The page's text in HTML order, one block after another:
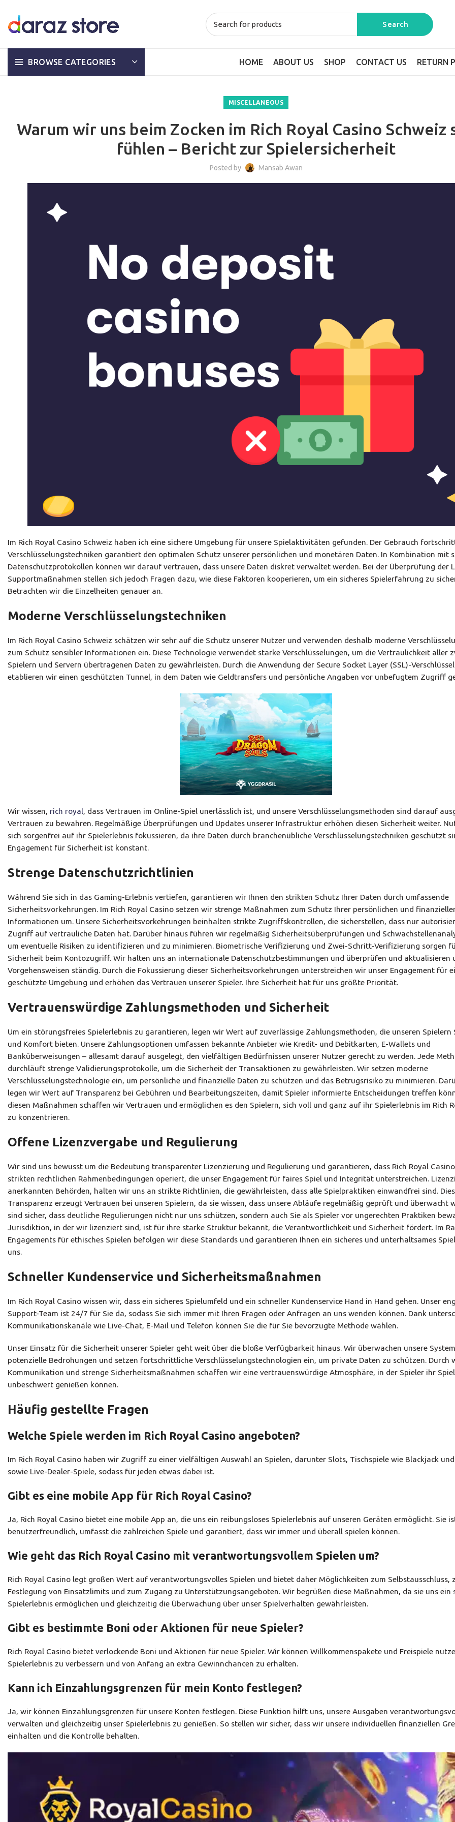
BROWSE CATEGORIES HOME ABOUT US SHOP CONTACT US RETURN
MISCELLANEOUS
Warum wir uns beim Zocken im Rich Royal Casino Schweiz
fühlen – Bericht zur Spielersicherheit
Posted by Mansab Awan
Im Rich Royal Casino Schweiz haben ich eine sichere Umgebung für unsere Spielaktivitäten gefunden. Der Gebrauch
Verschlüsselungstechniken garantiert den optimalen Schutz unserer persönlichen und monetären Daten. In Kombination mit
Datenschutzprotokollen können wir darauf vertrauen, dass unsere Daten diskret verwaltet werden. Bei der Überprüfung der
Supportmaßnahmen stellen sich jedoch Fragen dazu, wie diese Faktoren kooperieren, um ein sicheres Spielerfahrung zu
Betrachten wir die Einzelheiten genauer an.
Moderne Verschlüsselungstechniken
Im Rich Royal Casino Schweiz schätzen wir sehr auf die Schutz unserer Nutzer und verwenden deshalb moderne
zum Schutz sensibler Informationen ein. Diese Technologie verwendet starke Verschlüsselungen, um die Vertraulichkeit aller
Spielern und Servern übertragenen Daten zu gewährleisten. Durch die Anwendung der Secure Socket Layer (SSL)-
etablieren wir einen geschützten Tunnel, in dem Daten wie Geldtransfers und persönliche Angaben vor unbefugtem Zugriff
Wir wissen, rich royal, dass Vertrauen im Online-Spiel unerlässlich ist, und unsere Verschlüsselungsmethoden sind darauf
Vertrauen zu bewahren. Regelmäßige Überprüfungen und Updates unserer Infrastruktur erhöhen diesen Sicherheit weiter.
sich sorgenfrei auf ihr Spielerlebnis fokussieren, da ihre Daten durch branchenübliche Verschlüsselungstechniken geschützt
Engagement für Sicherheit ist konstant.
Strenge Datenschutzrichtlinien
Während Sie sich in das Gaming-Erlebnis vertiefen, garantieren wir Ihnen den strikten Schutz Ihrer Daten durch umfassende
Sicherheitsvorkehrungen. Im Rich Royal Casino setzen wir strenge Maßnahmen zum Schutz Ihrer persönlichen und
Informationen um. Unsere Sicherheitsvorkehrungen beinhalten strikte Zugriffskontrollen, die sicherstellen, dass nur
Zugriff auf vertrauliche Daten hat. Darüber hinaus führen wir regelmäßig Sicherheitsüberprüfungen und
um eventuelle Risiken zu identifizieren und zu minimieren. Biometrische Verifizierung und Zwei-Schritt-Verifizierung sorgen
Sicherheit beim Kontozugriff. Wir halten uns an internationale Datenschutzbestimmungen und überprüfen und aktualisieren
Vorgehensweisen ständig. Durch die Fokussierung dieser Sicherheitsvorkehrungen unterstreichen wir unser Engagement für
geschützte Umgebung und erhöhen das Vertrauen unserer Spieler. Ihre Sicherheit hat für uns größte Priorität.
Vertrauenswürdige Zahlungsmethoden und Sicherheit
Um ein störungsfreies Spielerlebnis zu garantieren, legen wir Wert auf zuverlässige Zahlungsmethoden, die unseren Spielern
und Komfort bieten. Unsere Zahlungsoptionen umfassen bekannte Anbieter wie Kredit- und Debitkarten, E-Wallets und
Banküberweisungen – allesamt darauf ausgelegt, den vielfältigen Bedürfnissen unserer Nutzer gerecht zu werden. Jede
durchläuft strenge Validierungsprotokolle, um die Sicherheit der Transaktionen zu gewährleisten. Wir setzen moderne
Verschlüsselungstechnologie ein, um persönliche und finanzielle Daten zu schützen und das Betrugsrisiko zu minimieren.
legen wir Wert auf Transparenz bei Gebühren und Bearbeitungszeiten, damit Spieler informierte Entscheidungen treffen
diesen Maßnahmen schaffen wir Vertrauen und ermöglichen es den Spielern, sich voll und ganz auf ihr Spielerlebnis im Rich
zu konzentrieren.
Offene Lizenzvergabe und Regulierung
Wir sind uns bewusst um die Bedeutung transparenter Lizenzierung und Regulierung und garantieren, dass Rich Royal
strikten rechtlichen Rahmenbedingungen operiert, die unser Engagement für faires Spiel und Integrität unterstreichen.
anerkannten Behörden, halten wir uns an strikte Richtlinien, die gewährleisten, dass alle Spielpraktiken einwandfrei sind.
Transparenz erzeugt Vertrauen bei unseren Spielern, da sie wissen, dass unsere Abläufe regelmäßig geprüft und überwacht
sind sicher, dass deutliche Regulierungen nicht nur uns schützen, sondern auch Sie als Spieler vor ungerechten Praktiken
Jurisdiktion, in der wir lizenziert sind, ist für ihre starke Struktur bekannt, die Verantwortlichkeit und Sicherheit fördert. Im
Engagements für ethisches Spielen befolgen wir diese Standards und garantieren Ihnen ein sicheres und unterhaltsames
uns.
Schneller Kundenservice und Sicherheitsmaßnahmen
Im Rich Royal Casino wissen wir, dass ein sicheres Spielumfeld und ein schneller Kundenservice Hand in Hand gehen. Unser
Support-Team ist 24/7 für Sie da, sodass Sie sich immer mit Ihren Fragen oder Anfragen an uns wenden können. Dank
Kommunikationskanäle wie Live-Chat, E-Mail und Telefon können Sie die für Sie bevorzugte Methode wählen.
Unser Einsatz für die Sicherheit unserer Spieler geht weit über die bloße Verfügbarkeit hinaus. Wir überwachen unsere
potenzielle Bedrohungen und setzen fortschrittliche Verschlüsselungstechnologien ein, um private Daten zu schützen. Durch
Kommunikation und strenge Sicherheitsmaßnahmen schaffen wir eine vertrauenswürdige Atmosphäre, in der Spieler ihr
unbeschwert genießen können.
Häufig gestellte Fragen
Welche Spiele werden im Rich Royal Casino angeboten?
Im Rich Royal Casino haben wir Zugriff zu einer vielfältigen Auswahl an Spielen, darunter Slots, Tischspiele wie Blackjack
sowie Live-Dealer-Spiele, sodass für jeden etwas dabei ist.
Gibt es eine mobile App für Rich Royal Casino?
Ja, Rich Royal Casino bietet eine mobile App an, die uns ein reibungsloses Spielerlebnis auf unseren Geräten ermöglicht. Sie
benutzerfreundlich, umfasst die zahlreichen Spiele und garantiert, dass wir immer und überall spielen können.
Wie geht das Rich Royal Casino mit verantwortungsvollem Spielen um?
Rich Royal Casino legt großen Wert auf verantwortungsvolles Spielen und bietet daher Möglichkeiten zum Selbstausschluss,
Festlegung von Einsatzlimits und zum Zugang zu Unterstützungsangeboten. Wir begrüßen diese Maßnahmen, da sie uns ein
Spielerlebnis ermöglichen und gleichzeitig die Überwachung über unser Spielverhalten gewährleisten.
Gibt es bestimmte Boni oder Aktionen für neue Spieler?
Rich Royal Casino bietet verlockende Boni und Aktionen für neue Spieler. Wir können Willkommenspakete und Freispiele
Spielerlebnis zu verbessern und von Anfang an extra Gewinnchancen zu erhalten.
Kann ich Einzahlungsgrenzen für mein Konto festlegen?
Ja, wir können Einzahlungsgrenzen für unsere Konten festlegen. Diese Funktion hilft uns, unsere Ausgaben
verwalten und gleichzeitig unser Spielerlebnis zu genießen. So stellen wir sicher, dass wir unsere individuellen finanziellen
einhalten und die Kontrolle behalten.